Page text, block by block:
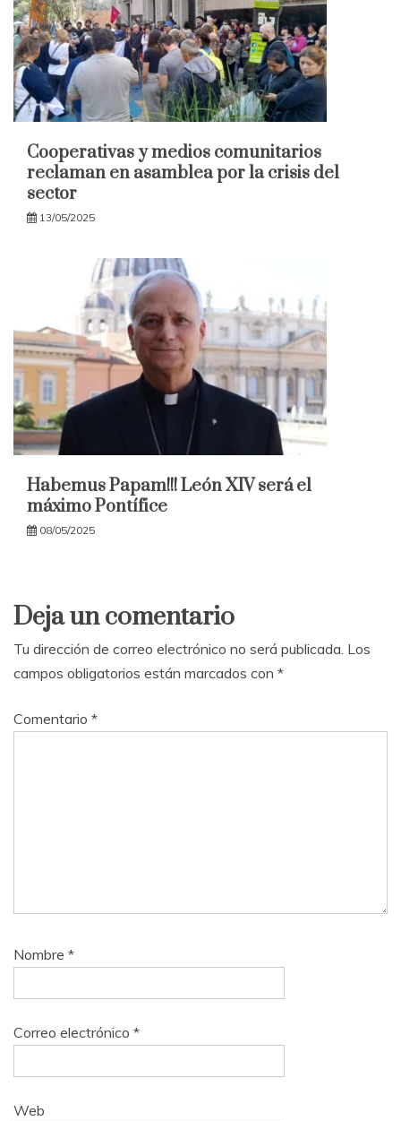
Cooperativas y medios comunitarios
reclaman en asamblea por la crisis del
sector
13/05/2025
Habemus Papam!!! León XIV será el
máximo Pontífice
08/05/2025
Deja un comentario
Tu dirección de correo electrónico no será publicada. Los
campos obligatorios están marcados con *
Comentario *
Nombre *
Correo electrónico *
Web